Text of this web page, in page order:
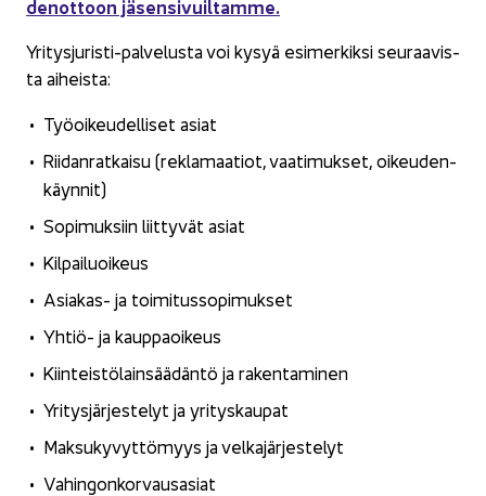
den­ot­toon jä­sen­si­vuil­tam­me.
Yritysjuristi-​palvelusta voi kysyä esi­mer­kik­si seu­raa­vis­
ta ai­heis­ta:
Työ­oi­keu­del­li­set asiat
Rii­dan­rat­kai­su (rekla­maa­tiot, vaa­ti­muk­set, oi­keu­den­
käyn­nit)
So­pi­muk­siin liit­ty­vät asiat
Kil­pai­luoi­keus
Asiakas-​ ja toi­mi­tus­so­pi­muk­set
Yhtiö-​ ja kaup­pa­oi­keus
Kiin­teis­tö­lain­sää­dän­tö ja ra­ken­ta­mi­nen
Yri­tys­jär­jes­te­lyt ja yri­tys­kau­pat
Mak­su­ky­vyt­tö­myys ja vel­ka­jär­jes­te­lyt
Va­hin­gon­kor­vaus­asiat